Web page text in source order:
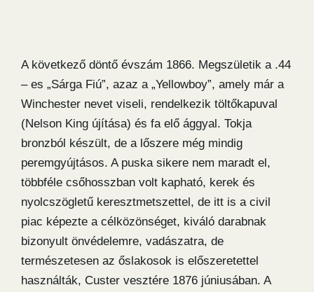
A következő döntő évszám 1866. Megszületik a .44
– es „Sárga Fiú”, azaz a „Yellowboy”, amely már a
Winchester nevet viseli, rendelkezik töltőkapuval
(Nelson King újítása) és fa elő ággyal. Tokja
bronzból készült, de a lőszere még mindig
peremgyújtásos. A puska sikere nem maradt el,
többféle csőhosszban volt kapható, kerek és
nyolcszögletű keresztmetszettel, de itt is a civil
piac képezte a célközönséget, kiváló darabnak
bizonyult önvédelemre, vadászatra, de
természetesen az őslakosok is előszeretettel
használták, Custer vesztére 1876 júniusában. A